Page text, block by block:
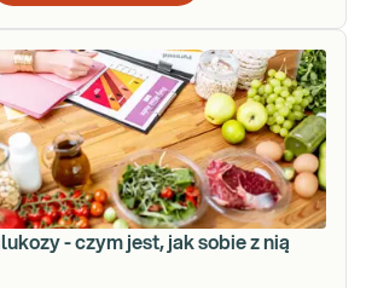
- czym jest, jak sobie z nią